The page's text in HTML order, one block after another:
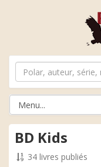
BD Kids
34 livres publiés